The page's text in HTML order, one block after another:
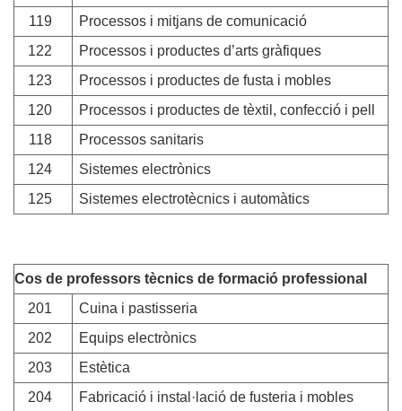
119
Processos i mitjans de comunicació
122
Processos i productes d’arts gràfiques
123
Processos i productes de fusta i mobles
120
Processos i productes de tèxtil, confecció i pell
118
Processos sanitaris
124
Sistemes electrònics
125
Sistemes electrotècnics i automàtics
Cos de professors tècnics de formació professional
201
Cuina i pastisseria
202
Equips electrònics
203
Estètica
204
Fabricació i instal·lació de fusteria i mobles